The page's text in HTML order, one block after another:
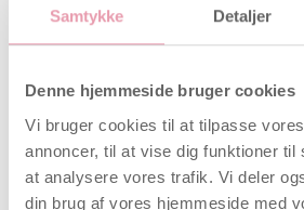
Samtykke Detaljer
Denne hjemmeside bruger cookies
Vi bruger cookies til at tilpasse
annoncer, til at vise dig funktioner til
at analysere vores trafik. Vi deler
din brug af vores hjemmeside med
DualSense-teknologien kan
forhindre falsk positive
kan have lave niveauer af
Floodguard™-teknologien
reducere brugerfejl og
resultatvindue samt nem